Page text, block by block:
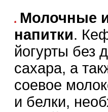
Молочные
напитки.
йогурты без
сахара, а
соевое
и белки,